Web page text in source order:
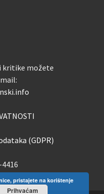
kritike možete
(GDPR)
4416
pristajete na korištenje
Prihvaćam